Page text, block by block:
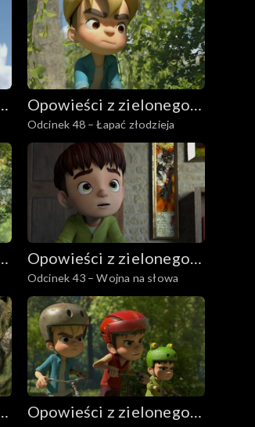
Opowieści z zielonego
lasu
Odcinek 48 – Łapać złodzieja
Opowieści z zielonego
lasu
Odcinek 43 – Wojna na słowa
Opowieści z zielonego